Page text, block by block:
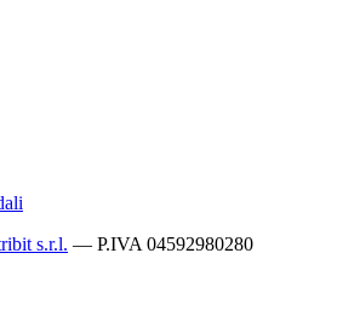
s.r.l. — P.IVA 04592980280